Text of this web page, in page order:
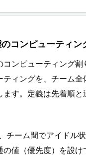
コンピューティン
コンピューティング
ティングを、チーム
す。定義は先着順と
チーム間でアイドル
の値（優先度）を設